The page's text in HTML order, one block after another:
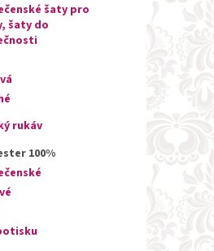
šaty pro
šaty do
rukáv
100%